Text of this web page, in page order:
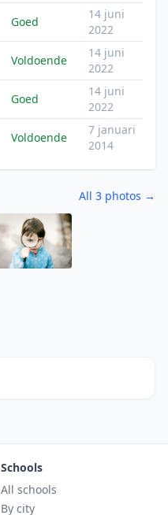
Goed
14 juni
2022
Voldoende
14 juni
2022
Goed
14 juni
2022
Voldoende
7 januari
2014
All 3 photos →
Schools
All schools
By city